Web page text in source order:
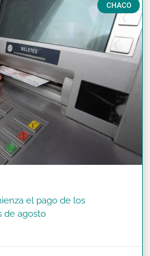
CHACO
el pago de los
de agosto